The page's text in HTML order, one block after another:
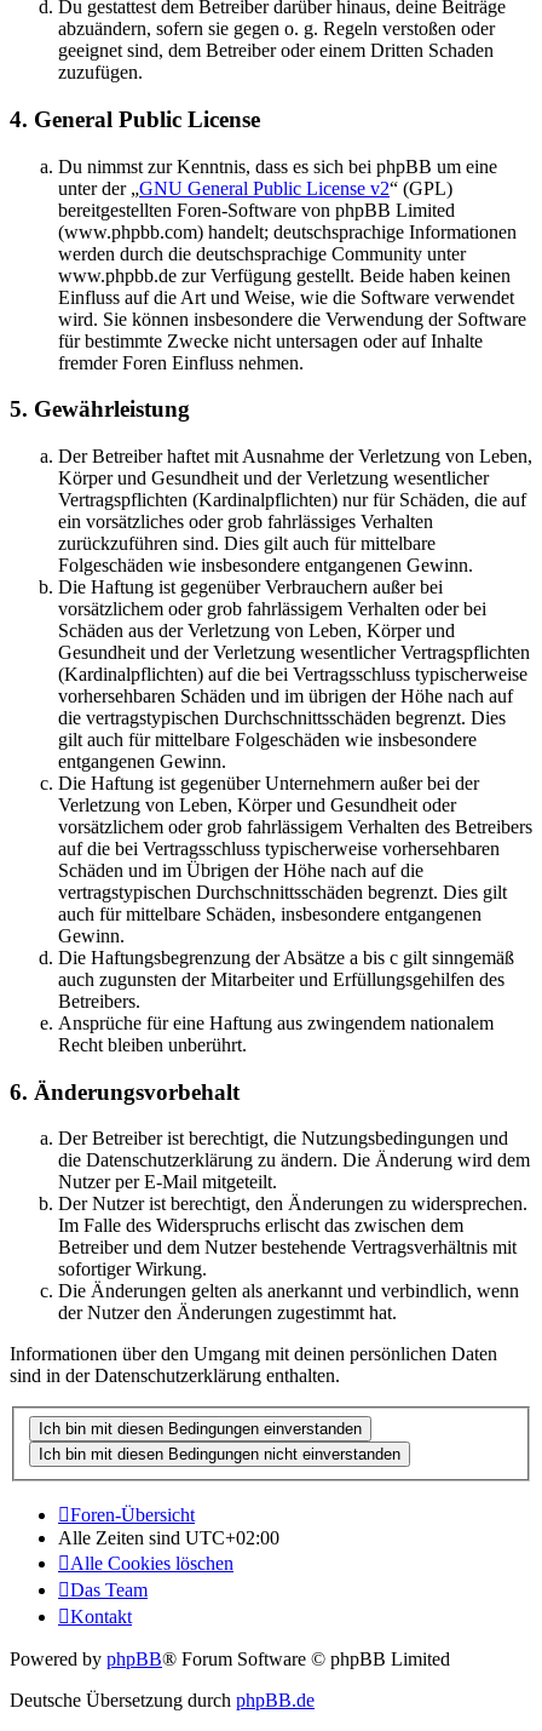
Du gestattest dem Betreiber darüber hinaus, deine Beiträge
abzuändern, sofern sie gegen o. g. Regeln verstoßen oder
geeignet sind, dem Betreiber oder einem Dritten Schaden
zuzufügen.
4. General Public License
Du nimmst zur Kenntnis, dass es sich bei phpBB um eine
unter der „GNU General Public License v2“ (GPL)
bereitgestellten Foren-Software von phpBB Limited
(www.phpbb.com) handelt; deutschsprachige Informationen
werden durch die deutschsprachige Community unter
www.phpbb.de zur Verfügung gestellt. Beide haben keinen
Einfluss auf die Art und Weise, wie die Software verwendet
wird. Sie können insbesondere die Verwendung der Software
für bestimmte Zwecke nicht untersagen oder auf Inhalte
fremder Foren Einfluss nehmen.
5. Gewährleistung
Der Betreiber haftet mit Ausnahme der Verletzung von Leben,
Körper und Gesundheit und der Verletzung wesentlicher
Vertragspflichten (Kardinalpflichten) nur für Schäden, die auf
ein vorsätzliches oder grob fahrlässiges Verhalten
zurückzuführen sind. Dies gilt auch für mittelbare
Folgeschäden wie insbesondere entgangenen Gewinn.
Die Haftung ist gegenüber Verbrauchern außer bei
vorsätzlichem oder grob fahrlässigem Verhalten oder bei
Schäden aus der Verletzung von Leben, Körper und
Gesundheit und der Verletzung wesentlicher Vertragspflichten
(Kardinalpflichten) auf die bei Vertragsschluss typischerweise
vorhersehbaren Schäden und im übrigen der Höhe nach auf
die vertragstypischen Durchschnittsschäden begrenzt. Dies
gilt auch für mittelbare Folgeschäden wie insbesondere
entgangenen Gewinn.
Die Haftung ist gegenüber Unternehmern außer bei der
Verletzung von Leben, Körper und Gesundheit oder
vorsätzlichem oder grob fahrlässigem Verhalten des Betreibers
auf die bei Vertragsschluss typischerweise vorhersehbaren
Schäden und im Übrigen der Höhe nach auf die
vertragstypischen Durchschnittsschäden begrenzt. Dies gilt
auch für mittelbare Schäden, insbesondere entgangenen
Gewinn.
Die Haftungsbegrenzung der Absätze a bis c gilt sinngemäß
auch zugunsten der Mitarbeiter und Erfüllungsgehilfen des
Betreibers.
Ansprüche für eine Haftung aus zwingendem nationalem
Recht bleiben unberührt.
6. Änderungsvorbehalt
Der Betreiber ist berechtigt, die Nutzungsbedingungen und
die Datenschutzerklärung zu ändern. Die Änderung wird dem
Nutzer per E-Mail mitgeteilt.
Der Nutzer ist berechtigt, den Änderungen zu widersprechen.
Im Falle des Widerspruchs erlischt das zwischen dem
Betreiber und dem Nutzer bestehende Vertragsverhältnis mit
sofortiger Wirkung.
Die Änderungen gelten als anerkannt und verbindlich, wenn
der Nutzer den Änderungen zugestimmt hat.
Informationen über den Umgang mit deinen persönlichen Daten
sind in der Datenschutzerklärung enthalten.
Foren-Übersicht
Alle Zeiten sind UTC+02:00
Alle Cookies löschen
Das Team
Kontakt
Powered by phpBB® Forum Software © phpBB Limited
Deutsche Übersetzung durch phpBB.de